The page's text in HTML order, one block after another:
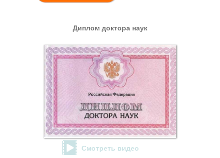
Диплом доктора наук
Смотреть видео